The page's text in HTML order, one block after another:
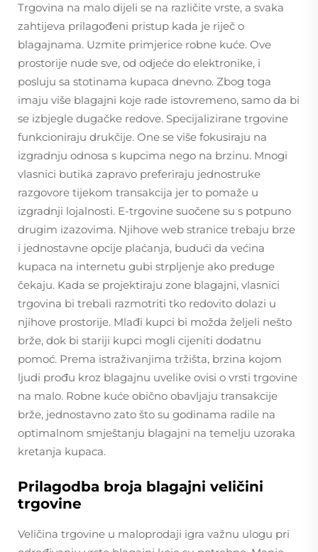
Trgovina na malo dijeli se na različite vrste, a svaka
zahtijeva prilagođeni pristup kada je riječ o
blagajnama. Uzmite primjerice robne kuće. Ove
prostorije nude sve, od odjeće do elektronike, i
posluju sa stotinama kupaca dnevno. Zbog toga
imaju više blagajni koje rade istovremeno, samo da bi
se izbjegle dugačke redove. Specijalizirane trgovine
funkcioniraju drukčije. One se više fokusiraju na
izgradnju odnosa s kupcima nego na brzinu. Mnogi
vlasnici butika zapravo preferiraju jednostruke
razgovore tijekom transakcija jer to pomaže u
izgradnji lojalnosti. E-trgovine suočene su s potpuno
drugim izazovima. Njihove web stranice trebaju brze
i jednostavne opcije plaćanja, budući da većina
kupaca na internetu gubi strpljenje ako preduge
čekaju. Kada se projektiraju zone blagajni, vlasnici
trgovina bi trebali razmotriti tko redovito dolazi u
njihove prostorije. Mlađi kupci bi možda željeli nešto
brže, dok bi stariji kupci mogli cijeniti dodatnu
pomoć. Prema istraživanjima tržišta, brzina kojom
ljudi prođu kroz blagajnu uvelike ovisi o vrsti trgovine
na malo. Robne kuće obično obavljaju transakcije
brže, jednostavno zato što su godinama radile na
optimalnom smještanju blagajni na temelju uzoraka
kretanja kupaca.
Prilagodba broja blagajni veličini
trgovine
Veličina trgovine u maloprodaji igra važnu ulogu pri